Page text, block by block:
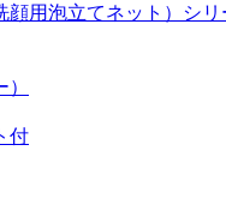
用泡立てネット）シ
付